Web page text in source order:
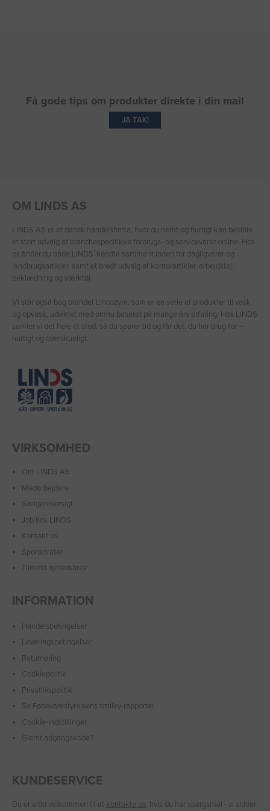
Få gode tips om produkter direkte i din mail
JA TAK!
OM LINDS AS
LINDS AS er et dansk handelsfirma, hvor du nemt og hurtigt kan bestille
et stort udvalg af branchespecifikke forbrugs- og servicevarer online. Hos
os finder du både LINDS′ kendte sortiment inden for dagligvarer og
landbrugsartikler, samt et bredt udvalg af kontorartikler, arbejdstøj,
beklædning og værktøj.
Vi står også bag brandet Lincozym, som er en serie af produkter til vask
og opvask, udviklet med omhu baseret på mange års erfaring. Hos LINDS
samler vi det hele ét sted, så du sparer tid og får det, du har brug for –
hurtigt og overskueligt.
VIRKSOMHED
Om LINDS AS
Medarbejdere
Sælgeroversigt
Job hos LINDS
Kontakt os
Sponsorater
Tilmeld nyhedsbrev
INFORMATION
Handelsbetingelser
Leveringsbetingelser
Returnering
Cookiepolitik
Privatlivspolitik
Se Fødevarestyrelsens smiley-rapporter
Cookie-indstillinger
Glemt adgangskode?
KUNDESERVICE
Du er altid velkommen til at kontakte os, hvis du har spørgsmål - vi sidder